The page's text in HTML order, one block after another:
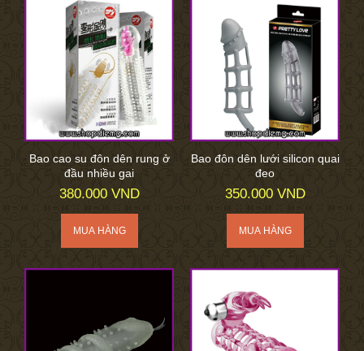
Bao cao su đôn dên rung ở
đầu nhiều gai
380.000 VND
Bao đôn dên lưới silicon quai
đeo
350.000 VND